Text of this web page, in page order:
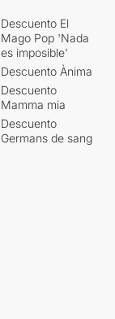
Descuento El
Mago Pop 'Nada
es imposible'
Descuento Ànima
Descuento
Mamma mia
Descuento
Germans de sang